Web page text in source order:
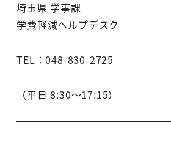
埼玉県 学事課
学費軽減ヘルプデスク
TEL：048-830-2725
（平日 8:30～17:15）